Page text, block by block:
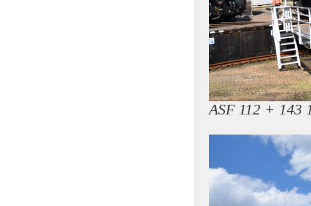
ASF 112 + 143